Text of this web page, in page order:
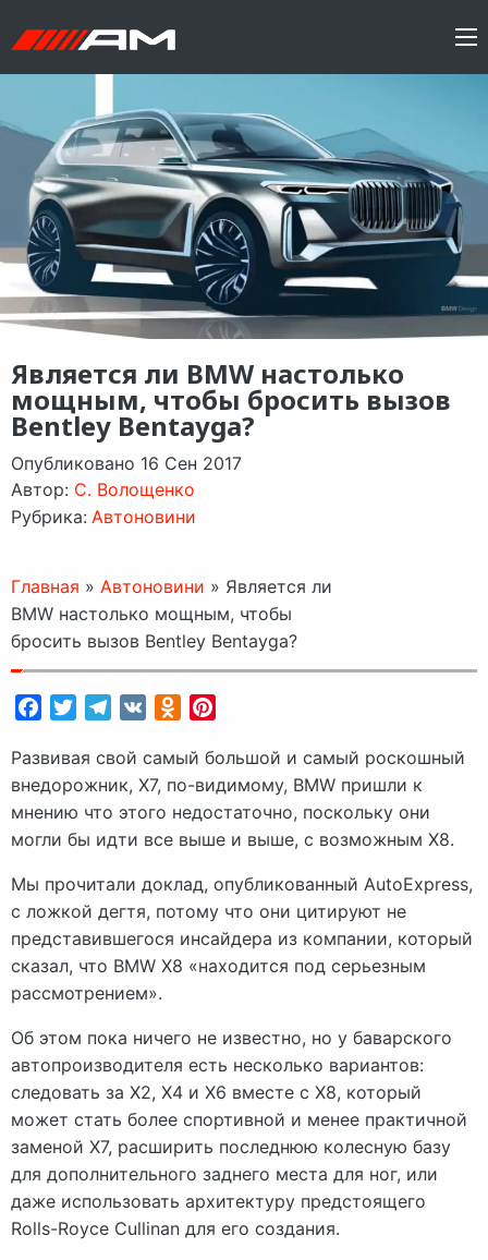
Является ли BMW настолько
мощным, чтобы бросить вызов
Bentley Bentayga?
Опубликовано 16 Сен 2017
Автор: C. Волощенко
Рубрика: Автоновини
Главная » Автоновини » Является ли
BMW настолько мощным, чтобы
бросить вызов Bentley Bentayga?
FacebookTwitterTelegram
VK Odnoklassniki
Развивая свой самый большой и самый роскошный
внедорожник, X7, по-видимому, BMW пришли к
мнению что этого недостаточно, поскольку они
могли бы идти все выше и выше, с возможным X8.
Мы прочитали доклад, опубликованный AutoExpress,
с ложкой дегтя, потому что они цитируют не
представившегося инсайдера из компании, который
сказал, что BMW X8 «находится под серьезным
рассмотрением».
Об этом пока ничего не известно, но у баварского
автопроизводителя есть несколько вариантов:
следовать за X2, X4 и X6 вместе с X8, который
может стать более спортивной и менее практичной
заменой X7, расширить последнюю колесную базу
для дополнительного заднего места для ног, или
даже использовать архитектуру предстоящего
Rolls-Royce Cullinan для его создания.